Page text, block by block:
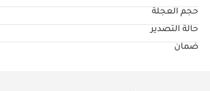
حجم العجلة
حالة التصدير
ضمان